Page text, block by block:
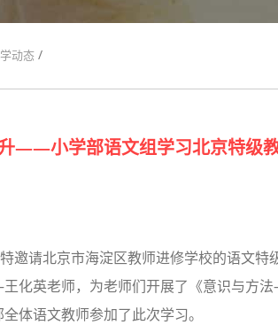
动态 /
——小学部语文组学习北京特级
邀请北京市海淀区教师进修学校的语文特
化英老师，为老师们开展了《意识与方
体语文教师参加了此次学习。